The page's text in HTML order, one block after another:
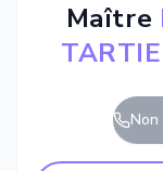
Maître
Non